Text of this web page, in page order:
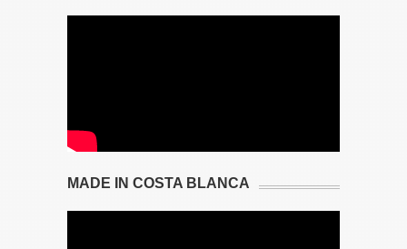
MADE IN COSTA BLANCA